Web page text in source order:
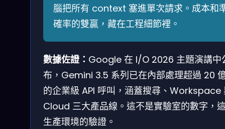
腦把所有 context 塞進單次請求。成本和
確率的雙贏，藏在工程細節裡。
數據佐證： Google 在 I/O 2026 主題演講中
布，Gemini 3.5 系列已在內部處理超過 20
的企業級 API 呼叫，涵蓋搜尋、Workspace
Cloud 三大產品線。這不是實驗室的數字，
生產環境的驗證。